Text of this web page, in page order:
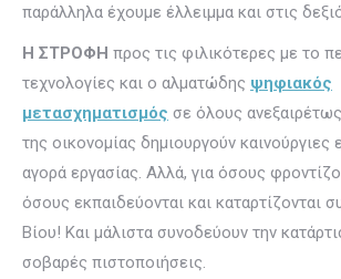
παράλληλα έχουμε έλλειμμα και στις
Η ΣΤΡΟΦΗ προς τις φιλικότερες με το
τεχνολογίες και ο αλματώδης ψηφιακός
μετασχηματισμός σε όλους
της οικονομίας δημιουργούν καινούργιες
αγορά εργασίας. Αλλά, για όσους
όσους εκπαιδεύονται και καταρτίζονται
Βίου! Και μάλιστα συνοδεύουν την
σοβαρές πιστοποιήσεις.